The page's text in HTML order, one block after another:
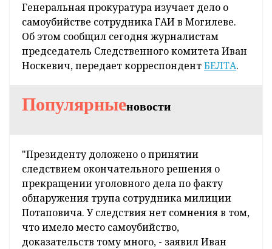
Генеральная прокуратура изучает дело о
самоубийстве сотрудника ГАИ в Могилеве.
Об этом сообщил сегодня журналистам
председатель Следственного комитета Иван
Носкевич, передает корреспондентБЕЛТА.
Популярныеновости
"Президенту доложено о принятии
следствием окончательного решения о
прекращении уголовного дела по факту
обнаружения трупа сотрудника милиции
Потаповича. У следствия нет сомнения в том,
что имело место самоубийство,
доказательств тому много, - заявил Иван